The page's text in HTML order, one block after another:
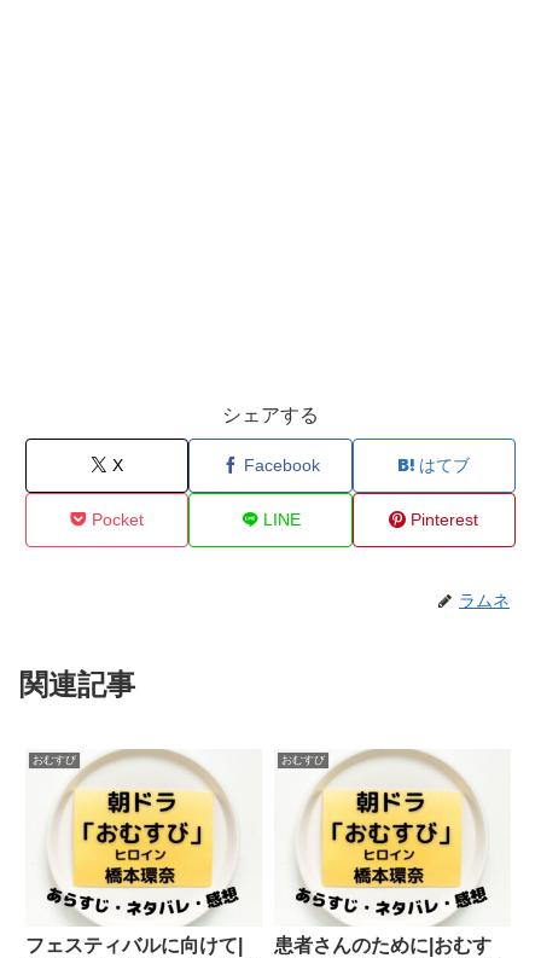
シェアする
X Facebook はてブ
Pocket LINE Pinterest
ラムネ
関連記事
おむすび
フェスティバルに向けて|
おむすび
患者さんのために|おむす